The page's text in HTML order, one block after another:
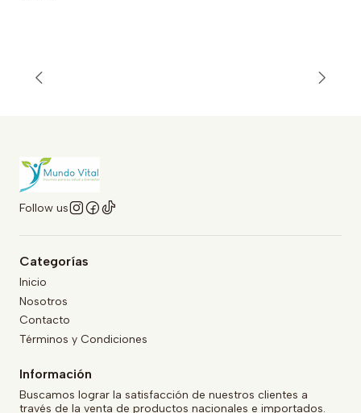
Follow us
Categorías
Inicio
Nosotros
Contacto
Términos y Condiciones
Información
Buscamos lograr la satisfacción de nuestros clientes a
través de la venta de productos nacionales e importados.